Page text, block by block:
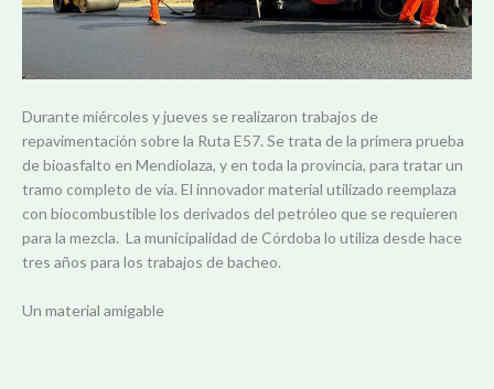
Durante miércoles y jueves se realizaron trabajos de
repavimentación sobre la Ruta E57. Se trata de la primera prueba
de bioasfalto en Mendiolaza, y en toda la provincia, para tratar un
tramo completo de vía. El innovador material utilizado reemplaza
con biocombustible los derivados del petróleo que se requieren
para la mezcla. La municipalidad de Córdoba lo utiliza desde hace
tres años para los trabajos de bacheo.
Un material amigable